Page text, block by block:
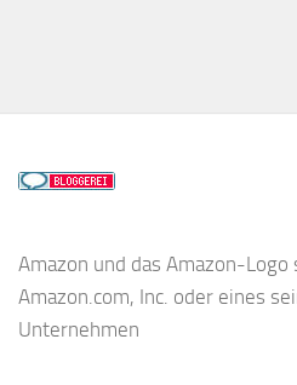
Amazon und das Amazon-
Amazon.com, Inc. oder eines
Unternehmen